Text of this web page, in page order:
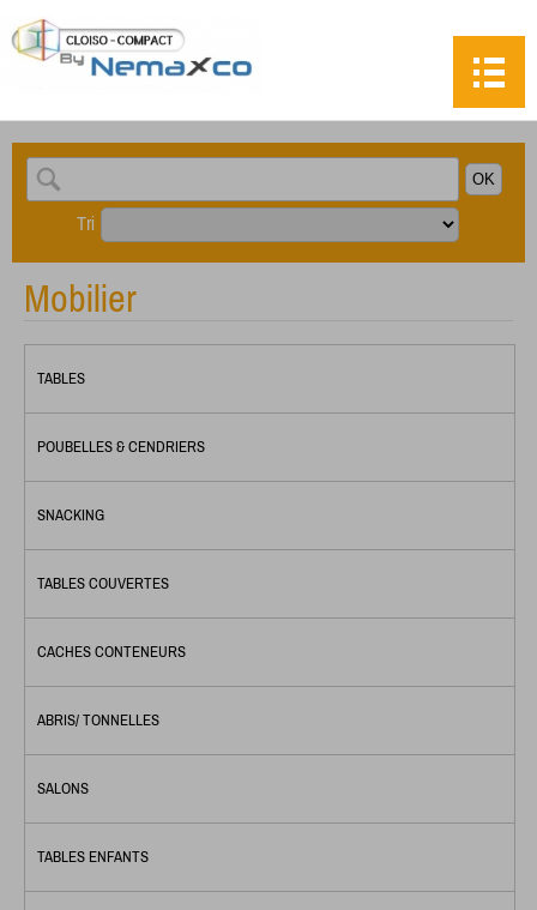
Tri
Mobilier
TABLES
POUBELLES & CENDRIERS
SNACKING
TABLES COUVERTES
CACHES CONTENEURS
ABRIS/ TONNELLES
SALONS
TABLES ENFANTS